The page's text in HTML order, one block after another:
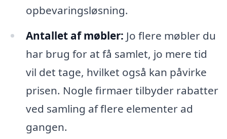
opbevaringsløsning.
Antallet af møbler: Jo flere møbler du
har brug for at få samlet, jo mere tid
vil det tage, hvilket også kan påvirke
prisen. Nogle firmaer tilbyder rabatter
ved samling af flere elementer ad
gangen.